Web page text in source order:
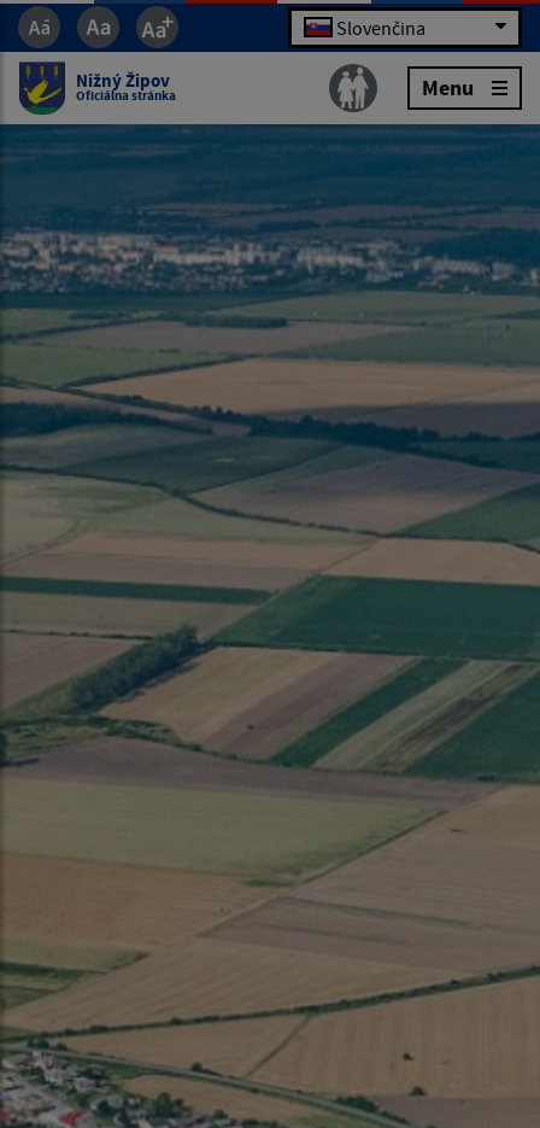
Slovenčina
Nižný Žipov
Oficiálna stránka Menu